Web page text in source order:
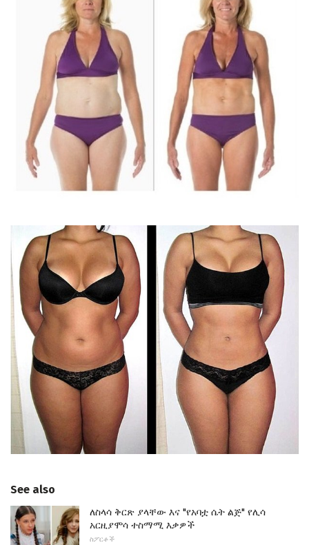
See also
ለስላሳ ቅርጽ ያላቸው እና "የአባቷ ሴት ልጅ" የሊሳ
አርዚያሞሳ ተስማሚ እቃዎች
ስፖርቶች